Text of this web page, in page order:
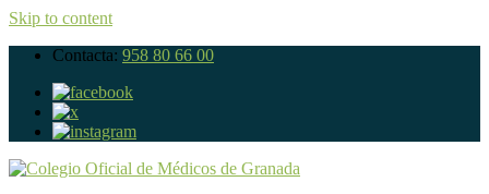
Skip to content
Contacta: 958 80 66 00